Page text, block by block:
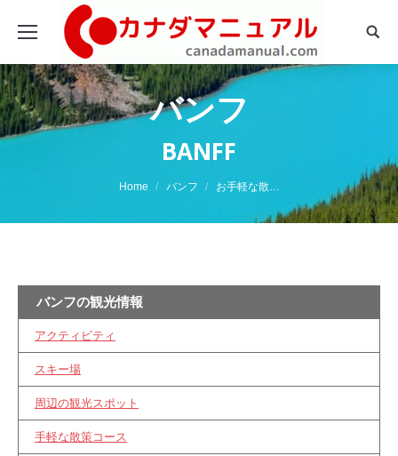
バンフ
BANFF
Home バンフ お手軽な散…
バンフの観光情報
アクティビティ
スキー場
周辺の観光スポット
手軽な散策コース